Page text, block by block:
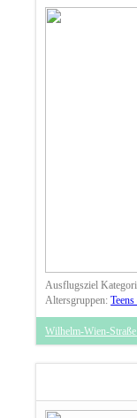
Ausflugsziel
Altersgruppen:
Wilhelm-Wien-